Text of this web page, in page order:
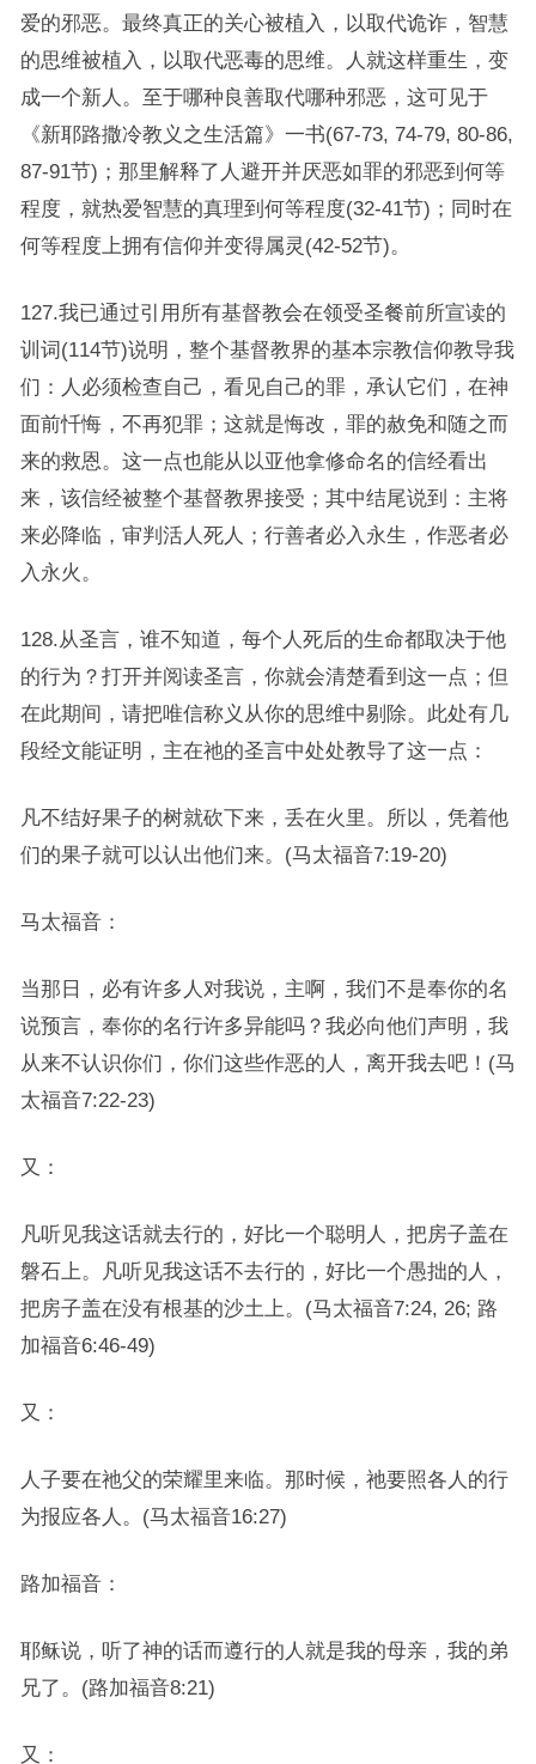
爱的邪恶。最终真正的关心被植入，以取代诡诈，智慧
的思维被植入，以取代恶毒的思维。人就这样重生，变
成一个新人。至于哪种良善取代哪种邪恶，这可见于
《新耶路撒冷教义之生活篇》一书(67-73, 74-79, 80-86,
87-91节)；那里解释了人避开并厌恶如罪的邪恶到何等
程度，就热爱智慧的真理到何等程度(32-41节)；同时在
何等程度上拥有信仰并变得属灵(42-52节)。
127.我已通过引用所有基督教会在领受圣餐前所宣读的
训词(114节)说明，整个基督教界的基本宗教信仰教导我
们：人必须检查自己，看见自己的罪，承认它们，在神
面前忏悔，不再犯罪；这就是悔改，罪的赦免和随之而
来的救恩。这一点也能从以亚他拿修命名的信经看出
来，该信经被整个基督教界接受；其中结尾说到：主将
来必降临，审判活人死人；行善者必入永生，作恶者必
入永火。
128.从圣言，谁不知道，每个人死后的生命都取决于他
的行为？打开并阅读圣言，你就会清楚看到这一点；但
在此期间，请把唯信称义从你的思维中剔除。此处有几
段经文能证明，主在祂的圣言中处处教导了这一点：
凡不结好果子的树就砍下来，丢在火里。所以，凭着他
们的果子就可以认出他们来。(马太福音7:19-20)
马太福音：
当那日，必有许多人对我说，主啊，我们不是奉你的名
说预言，奉你的名行许多异能吗？我必向他们声明，我
从来不认识你们，你们这些作恶的人，离开我去吧！(马
太福音7:22-23)
又：
凡听见我这话就去行的，好比一个聪明人，把房子盖在
磐石上。凡听见我这话不去行的，好比一个愚拙的人，
把房子盖在没有根基的沙土上。(马太福音7:24, 26; 路
加福音6:46-49)
又：
人子要在祂父的荣耀里来临。那时候，祂要照各人的行
为报应各人。(马太福音16:27)
路加福音：
耶稣说，听了神的话而遵行的人就是我的母亲，我的弟
兄了。(路加福音8:21)
又：